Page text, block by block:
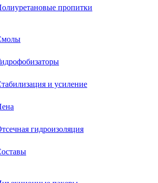
пропитки
и усиление
гидроизоляция